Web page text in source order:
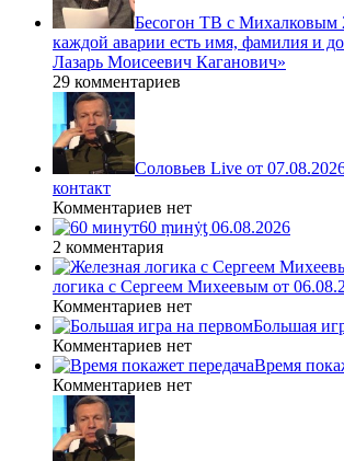
Бесогон ТВ с
каждой аварии есть имя, фамилия и
Лазарь Моисеевич Каганович»
29 комментариев
Соловьев Live от
контакт
Комментариев нет
60 ṃинẏƫ 06.08.2026
2 комментария
логика с Сергеем Михеевым от
Комментариев нет
Большая
Комментариев нет
Время
Комментариев нет